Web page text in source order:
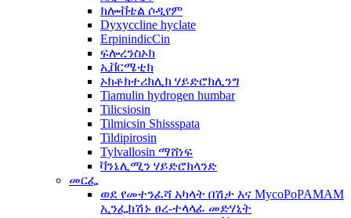
ክሎቭቴል ሶዲየም
Dyxyccline hyclate
ErpinindicCin
ፍሎረንስኦክ
ኢቨርሜቲክ
ኦክቶክተሪክሊክ ሃይድሮክሊንግ
Tiamulin hydrogen humbar
Tilicsiosin
Tilmicsin Shissspata
Tildipirosin
Tylvallosin ማሸነፍ
ቫንኔሊሚን ሃይድሮክላንድ
መርፌ
ወደ የመተንፈሻ አካላት በሽታ እና MycoPoPAMAM
ኢንፌክሽኑ ፀረ-ተላላፊ መድሃኒት